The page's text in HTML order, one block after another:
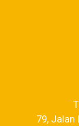
79, Jalan